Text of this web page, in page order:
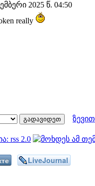
2025 წ. 04:50
really
ზევით
LiveJournal